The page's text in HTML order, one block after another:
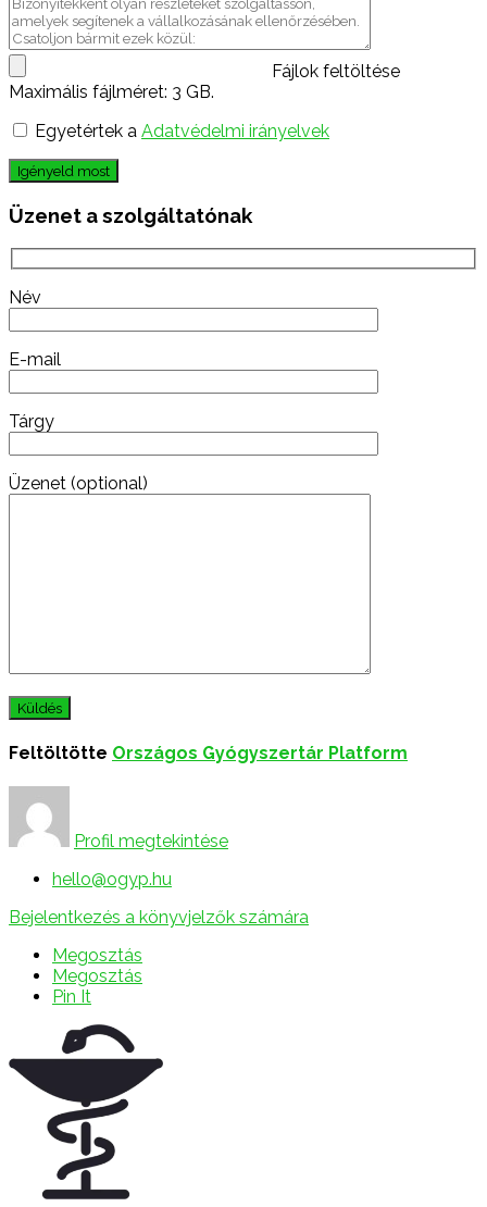
Fájlok feltöltése
Maximális fájlméret: 3 GB.
Egyetértek a Adatvédelmi irányelvek
Igényeld most
Üzenet a szolgáltatónak
Név
E-mail
Tárgy
Üzenet (optional)
Feltöltötte Országos Gyógyszertár Platform
Profil megtekintése
hello@ogyp.hu
Bejelentkezés a könyvjelzők számára
Megosztás
Megosztás
Pin It